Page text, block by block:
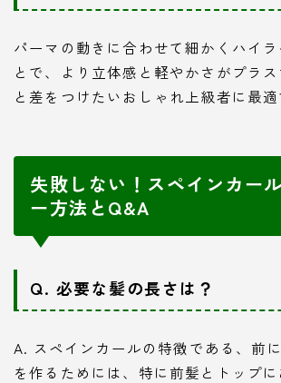
パーマの動きに合わせて細かくハイ
とで、より立体感と軽やかさがプラ
と差をつけたいおしゃれ上級者に最適
失敗しない！スペインカー
ー方法とQ&A
Q. 必要な髪の長さは？
A. スペインカールの特徴である、前
を作るためには、特に前髪とトップ